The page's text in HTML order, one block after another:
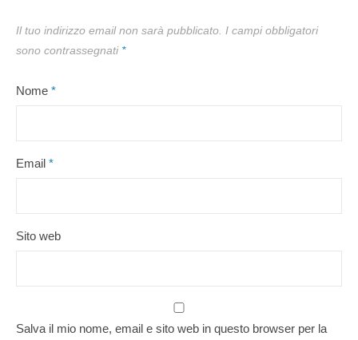
Il tuo indirizzo email non sarà pubblicato. I campi obbligatori
sono contrassegnati *
Nome *
Email *
Sito web
Salva il mio nome, email e sito web in questo browser per la